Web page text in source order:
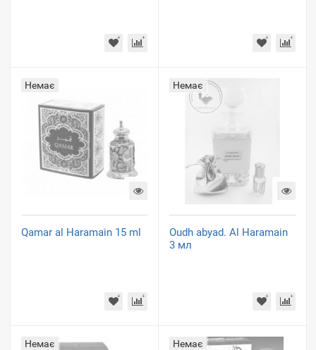
Немає
Qamar al Haramain 15 ml
Немає
Oudh abyad. Al Haramain
3 мл
Немає Немає